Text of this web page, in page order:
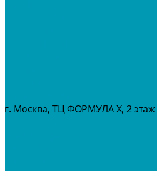
г. Москва, ТЦ ФОРМУЛА Х, 2 этаж